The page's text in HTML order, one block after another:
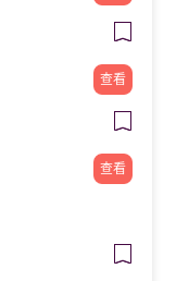
查看
查看